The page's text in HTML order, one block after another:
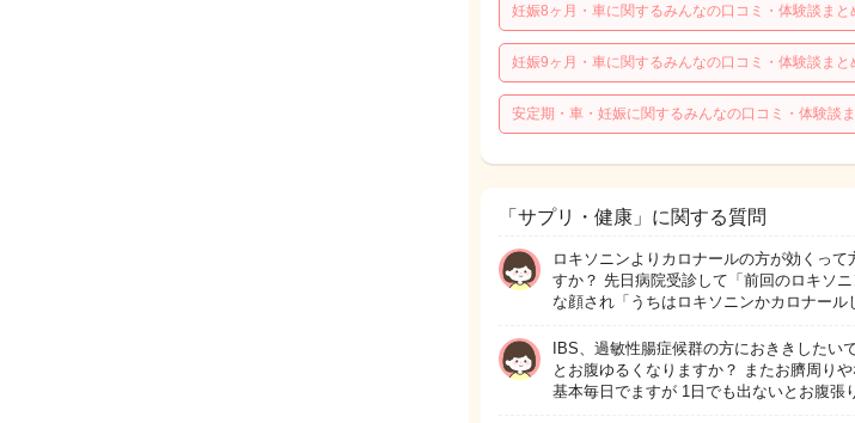
妊娠8ヶ月・車に関するみんなの口コミ・体験談まと
妊娠9ヶ月・車に関するみんなの口コミ・体験談まと
安定期・車・妊娠に関するみんなの口コミ・体験談
「サプリ・健康」に関する質問
ロキソニンよりカロナールの方が効くっ
すか？ 先日病院受診して「前回のロキソ
な顔され「うちはロキソニンかカロナー
IBS、過敏性腸症候群の方におききしたい
とお腹ゆるくなりますか？ またお臍周り
基本毎日でますが 1日でも出ないとお腹